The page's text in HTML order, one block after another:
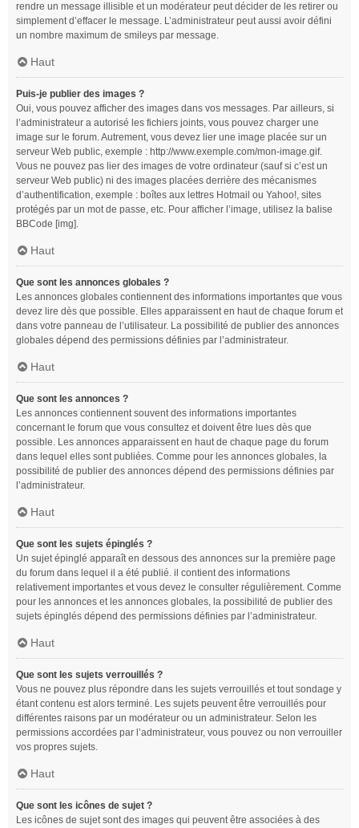
rendre un message illisible et un modérateur peut décider de les retirer ou
simplement d’effacer le message. L’administrateur peut aussi avoir défini
un nombre maximum de smileys par message.
Haut
Puis-je publier des images ?
Oui, vous pouvez afficher des images dans vos messages. Par ailleurs, si
l’administrateur a autorisé les fichiers joints, vous pouvez charger une
image sur le forum. Autrement, vous devez lier une image placée sur un
serveur Web public, exemple : http://www.exemple.com/mon-image.gif.
Vous ne pouvez pas lier des images de votre ordinateur (sauf si c’est un
serveur Web public) ni des images placées derrière des mécanismes
d’authentification, exemple : boîtes aux lettres Hotmail ou Yahoo!, sites
protégés par un mot de passe, etc. Pour afficher l’image, utilisez la balise
BBCode [img].
Haut
Que sont les annonces globales ?
Les annonces globales contiennent des informations importantes que vous
devez lire dès que possible. Elles apparaissent en haut de chaque forum et
dans votre panneau de l’utilisateur. La possibilité de publier des annonces
globales dépend des permissions définies par l’administrateur.
Haut
Que sont les annonces ?
Les annonces contiennent souvent des informations importantes
concernant le forum que vous consultez et doivent être lues dès que
possible. Les annonces apparaissent en haut de chaque page du forum
dans lequel elles sont publiées. Comme pour les annonces globales, la
possibilité de publier des annonces dépend des permissions définies par
l’administrateur.
Haut
Que sont les sujets épinglés ?
Un sujet épinglé apparaît en dessous des annonces sur la première page
du forum dans lequel il a été publié. il contient des informations
relativement importantes et vous devez le consulter régulièrement. Comme
pour les annonces et les annonces globales, la possibilité de publier des
sujets épinglés dépend des permissions définies par l’administrateur.
Haut
Que sont les sujets verrouillés ?
Vous ne pouvez plus répondre dans les sujets verrouillés et tout sondage y
étant contenu est alors terminé. Les sujets peuvent être verrouillés pour
différentes raisons par un modérateur ou un administrateur. Selon les
permissions accordées par l’administrateur, vous pouvez ou non verrouiller
vos propres sujets.
Haut
Que sont les icônes de sujet ?
Les icônes de sujet sont des images qui peuvent être associées à des